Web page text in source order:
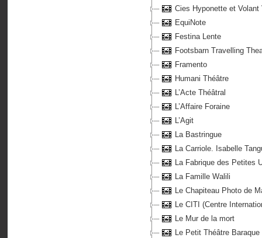
Cies Hyponette et Volant
EquiNote
Festina Lente
Footsbarn Travelling
Framento
Humani Théâtre
L’Acte Théâtral
L’Affaire Foraine
L’Agit
La Bastringue
La Carriole. Isabelle
La Fabrique des Petites
La Famille Walili
Le Chapiteau Photo de
Le CITI (Centre
Le Mur de la mort
Le Petit Théâtre Baraque